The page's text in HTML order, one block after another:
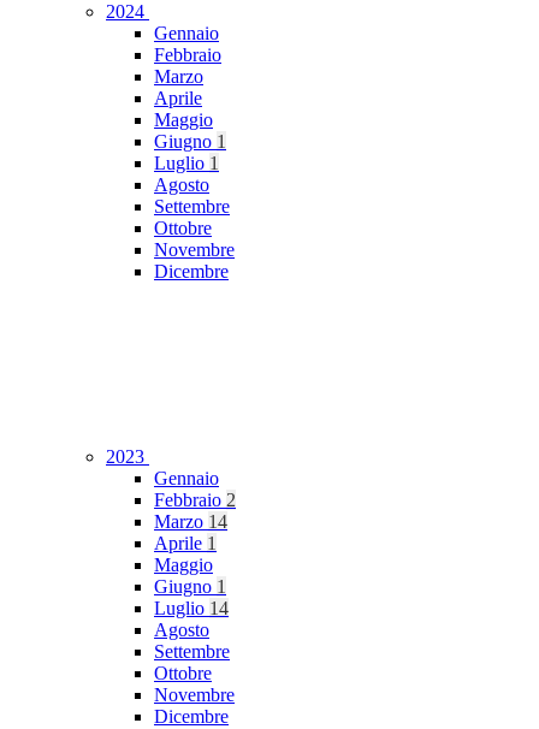
2024
Gennaio
Febbraio
Marzo
Aprile
Maggio
Giugno 1
Luglio 1
Agosto
Settembre
Ottobre
Novembre
Dicembre
2023
Gennaio
Febbraio 2
Marzo 14
Aprile 1
Maggio
Giugno 1
Luglio 14
Agosto
Settembre
Ottobre
Novembre
Dicembre